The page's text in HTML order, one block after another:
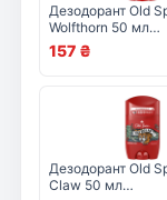
Дезодорант Old
Wolfthorn 50 мл
(4084500019195/
157 ₴
Дезодорант Old
Claw 50 мл